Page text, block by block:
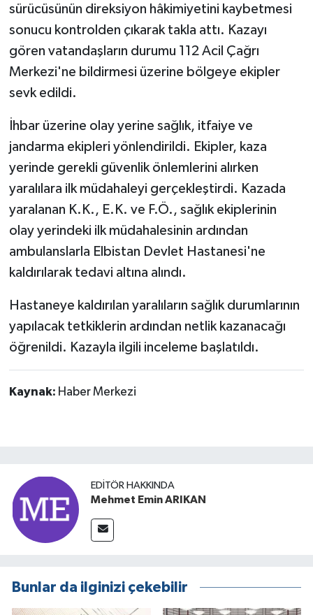
sürücüsünün direksiyon hâkimiyetini kaybetmesi
sonucu kontrolden çıkarak takla attı. Kazayı
gören vatandaşların durumu 112 Acil Çağrı
Merkezi'ne bildirmesi üzerine bölgeye ekipler
sevk edildi.
İhbar üzerine olay yerine sağlık, itfaiye ve
jandarma ekipleri yönlendirildi. Ekipler, kaza
yerinde gerekli güvenlik önlemlerini alırken
yaralılara ilk müdahaleyi gerçekleştirdi. Kazada
yaralanan K.K., E.K. ve F.Ö., sağlık ekiplerinin
olay yerindeki ilk müdahalesinin ardından
ambulanslarla Elbistan Devlet Hastanesi'ne
kaldırılarak tedavi altına alındı.
Hastaneye kaldırılan yaralıların sağlık durumlarının
yapılacak tetkiklerin ardından netlik kazanacağı
öğrenildi. Kazayla ilgili inceleme başlatıldı.
Kaynak: Haber Merkezi
EDITÖR HAKKINDA
Mehmet Emin ARIKAN
Bunlar da ilginizi çekebilir